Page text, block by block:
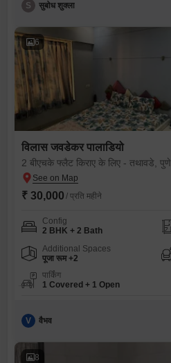
S सुबोध शुक्ला
6
विलास जवडेकर पालाडियो
2 बीएचके फ्लैट किराए के लिए - तथावडे, पुणे
₹ 30,000 / प्रति महीने
Config
2 BHK + 2 Bath
Additional Spaces
पूजा रूम +2
पार्किंग
1 Covered + 1 Open
V वैभव
8